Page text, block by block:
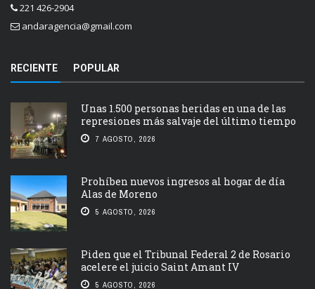
221 426-2904
andaragencia@gmail.com
RECIENTE POPULAR
Unas 1.500 personas heridas en una de las
represiones más salvaje del último tiempo
7 AGOSTO, 2026
Prohíben nuevos ingresos al hogar de día
Alas de Moreno
5 AGOSTO, 2026
Piden que el Tribunal Federal 2 de Rosario
acelere el juicio Saint Amant IV
5 AGOSTO, 2026